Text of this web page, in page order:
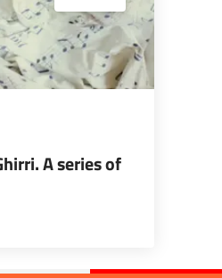
A series of